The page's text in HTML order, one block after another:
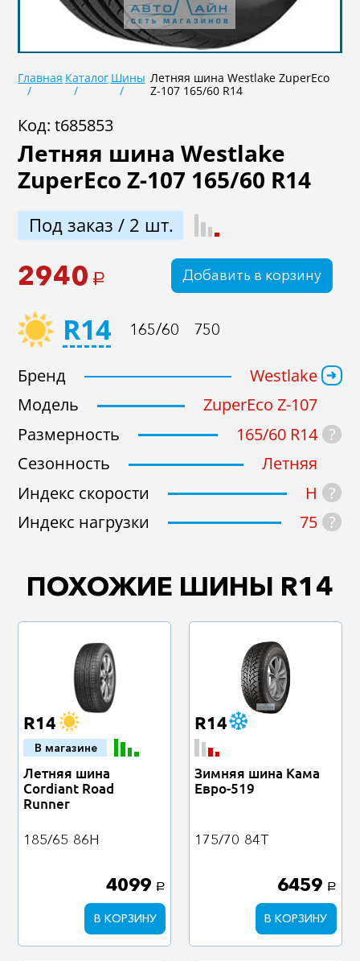
В наличии Под заказ
Подобрать
Главная Каталог Шины Летняя шина Westlake ZuperEco
Z-107 165/60 R14
Код: t685853
Летняя шина Westlake
ZuperEco Z-107 165/60 R14
Под заказ / 2 шт.
2940 a Добавить в корзину
R14 165/60 750
Бренд
Westlake
Модель
ZuperEco Z-107
Размерность
165/60 R14 ?
Сезонность
Летняя
Индекс скорости
H
?
Индекс нагрузки
75 ?
ПОХОЖИЕ ШИНЫ R14
R14
В магазине
Летняя шина
Cordiant Road
Runner
185/65 86H
4099 a
В КОРЗИНУ
R14
Зимняя шина Кама
Евро-519
175/70 84T
6459 a
В КОРЗИНУ